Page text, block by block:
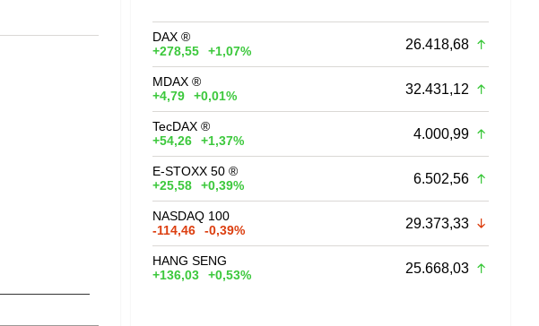
DAX ®
+278,55
+1,07% 26.418,68
MDAX ®
+4,79
+0,01% 32.431,12
TecDAX ®
+54,26
+1,37% 4.000,99
E-STOXX 50 ®
+25,58
+0,39% 6.502,56
NASDAQ 100
-114,46
-0,39% 29.373,33
HANG SENG
+136,03
+0,53% 25.668,03